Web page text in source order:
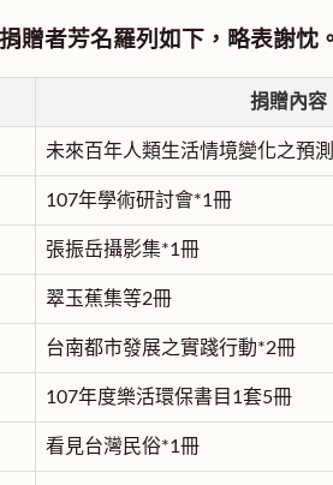
贈者芳名羅列如下，略表謝忱。
捐贈內容
未來百年人類生活情境變化之預
107年學術研討會*1冊
張振岳攝影集*1冊
翠玉蕉集等2冊
台南都市發展之實踐行動*2冊
107年度樂活環保書目1套5冊
看見台灣民俗*1冊